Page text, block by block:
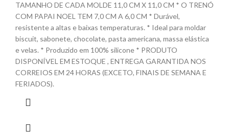
TAMANHO DE CADA MOLDE 11,0 CM X 11,0 CM * O TRENÓ
COM PAPAI NOEL TEM 7,0 CM A 6,0 CM * Durável,
resistente a altas e baixas temperaturas. * Ideal para moldar
biscuit, sabonete, chocolate, pasta americana, massa elástica
e velas. * Produzido em 100% silicone * PRODUTO
DISPONÍVEL EM ESTOQUE , ENTREGA GARANTIDA NOS
CORREIOS EM 24 HORAS (EXCETO, FINAIS DE SEMANA E
FERIADOS).